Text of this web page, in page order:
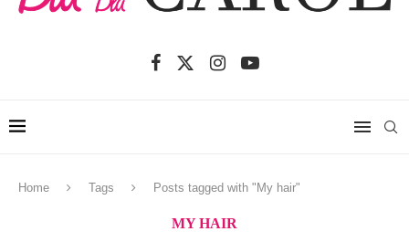
Home Tags Posts tagged with "My hair"
MY HAIR